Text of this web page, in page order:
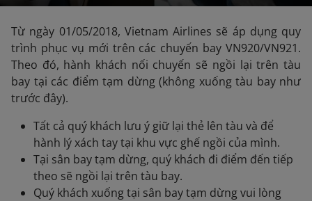
Từ ngày 01/05/2018, Vietnam Airlines sẽ áp dụng quy
trình phục vụ mới trên các chuyến bay VN920/VN921.
Theo đó, hành khách nối chuyến sẽ ngồi lại trên tàu
bay tại các điểm tạm dừng (không xuống tàu bay như
trước đây).
Tất cả quý khách lưu ý giữ lại thẻ lên tàu và để
hành lý xách tay tại khu vực ghế ngồi của mình.
Tại sân bay tạm dừng, quý khách đi điểm đến tiếp
theo sẽ ngồi lại trên tàu bay.
Quý khách xuống tại sân bay tạm dừng vui lòng